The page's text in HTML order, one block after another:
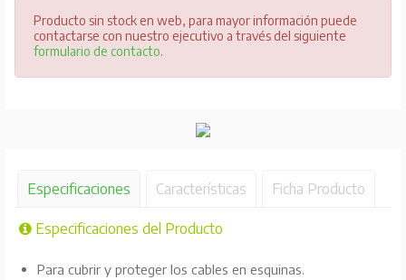
Producto sin stock en web, para mayor información puede
contactarse con nuestro ejecutivo a través del siguiente
formulario de contacto.
Especificaciones Características Ficha Producto
Especificaciones del Producto
Para cubrir y proteger los cables en esquinas.